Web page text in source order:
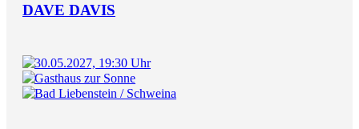
DAVE DAVIS
30.05.2027, 19:30 Uhr
Gasthaus zur Sonne
Bad Liebenstein / Schweina